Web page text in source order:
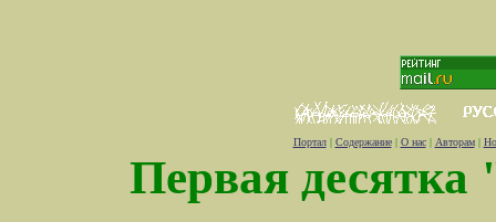
Портал| Содержание| О нас| Авторам|
Первая десятка